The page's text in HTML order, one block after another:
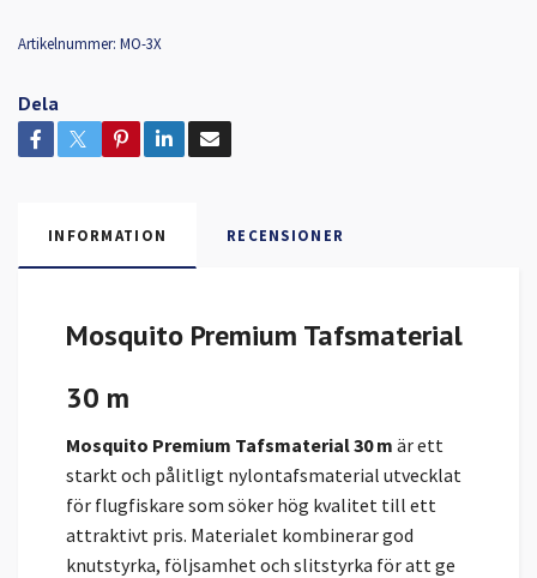
Artikelnummer: MO-3X
Dela
INFORMATION RECENSIONER
Mosquito Premium Tafsmaterial
30 m
Mosquito Premium Tafsmaterial 30 m är ett
starkt och pålitligt nylontafsmaterial utvecklat
för flugfiskare som söker hög kvalitet till ett
attraktivt pris. Materialet kombinerar god
knutstyrka, följsamhet och slitstyrka för att ge